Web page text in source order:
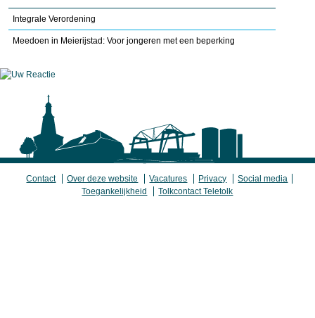
Integrale Verordening
Meedoen in Meierijstad: Voor jongeren met een beperking
Contact Over deze website Vacatures Privacy
Social media
Toegankelijkheid
Tolkcontact Teletolk